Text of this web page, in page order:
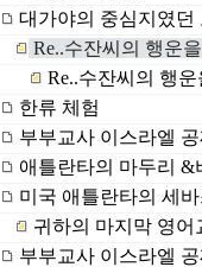
대가야의 중심지였던
Re..수잔씨의 행운
Re..수잔씨의 행
한류 체험
부부교사 이스라엘
애틀란타의 마두리 &
미국 애틀란타의 세
귀하의 마지막 영
부부교사 이스라엘